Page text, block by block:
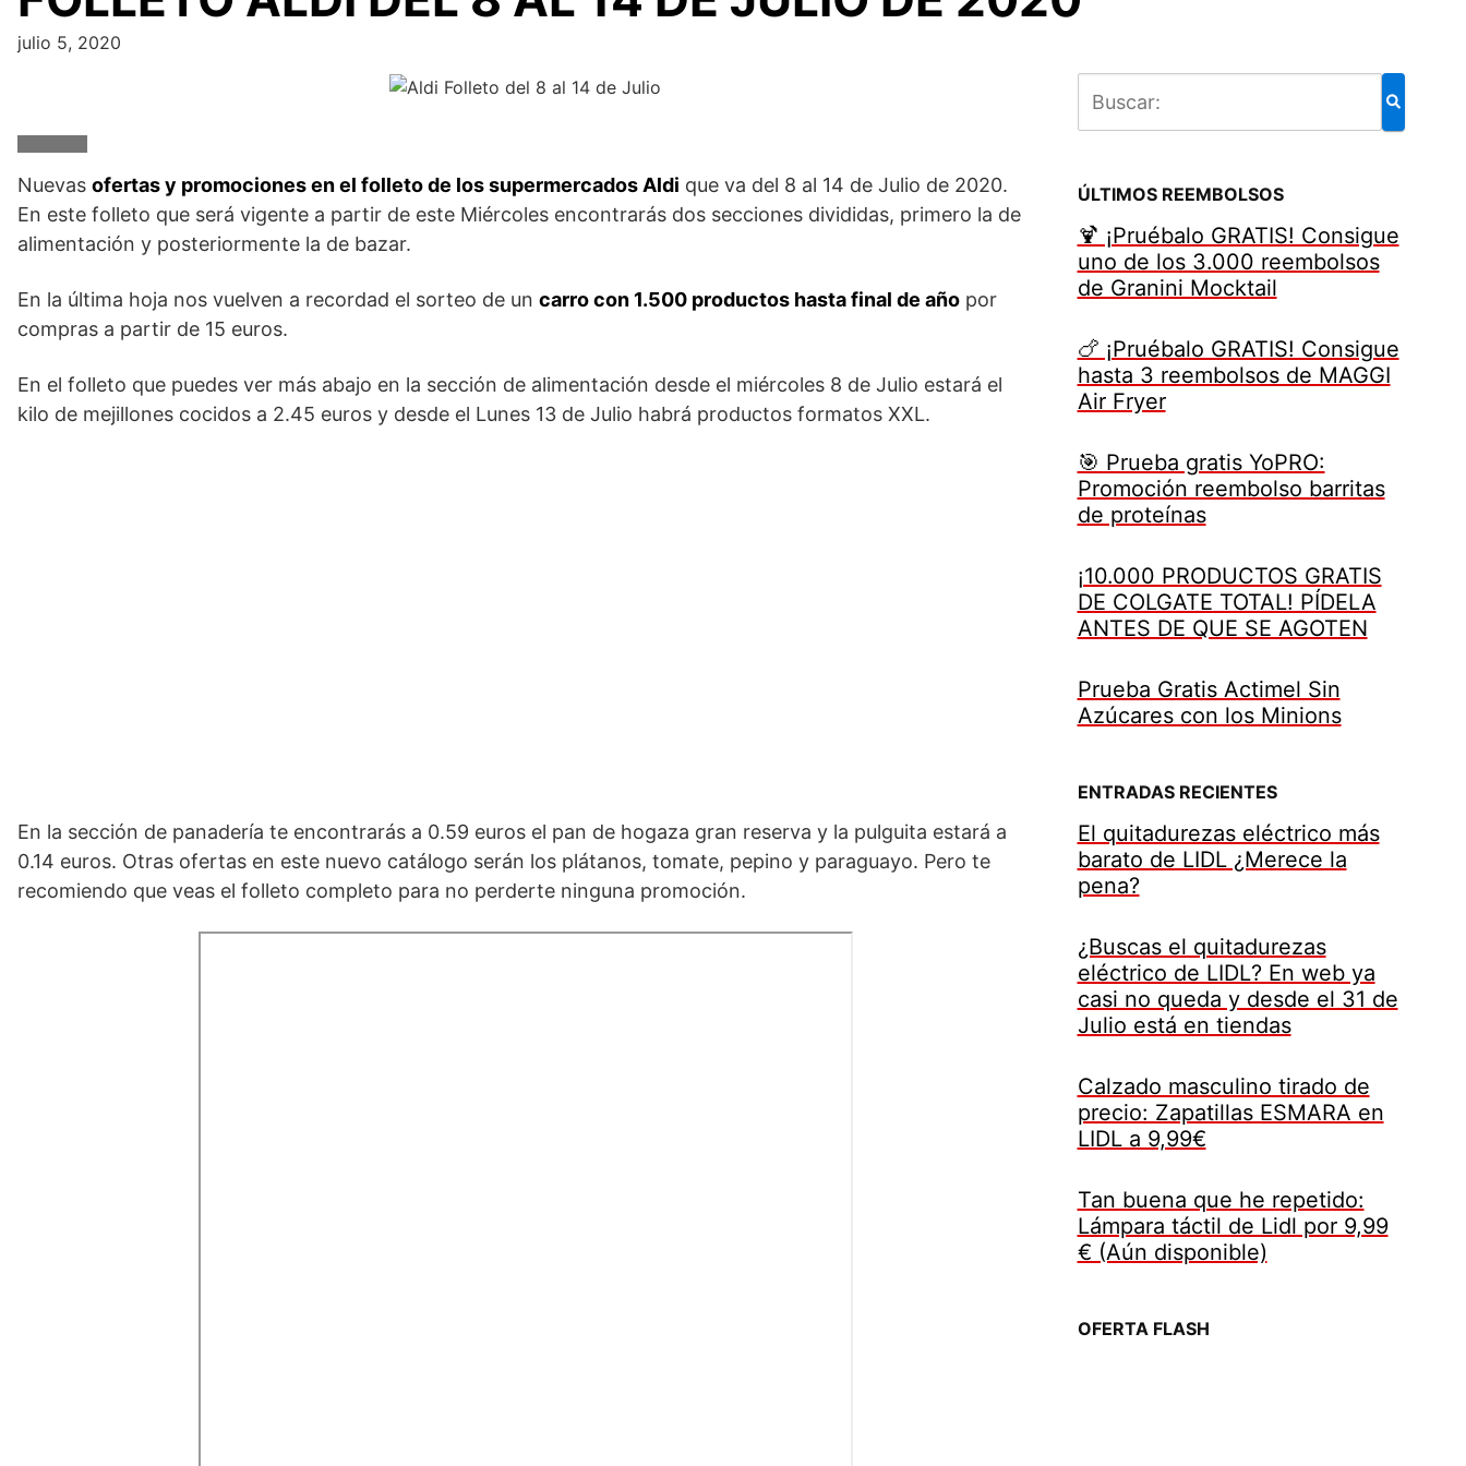
julio 5, 2020
Nuevas ofertas y promociones en el folleto de los supermercados Aldi que va del 8 al 14 de Julio de 2020.
En este folleto que será vigente a partir de este Miércoles encontrarás dos secciones divididas, primero la de
alimentación y posteriormente la de bazar.
En la última hoja nos vuelven a recordad el sorteo de un carro con 1.500 productos hasta final de año por
compras a partir de 15 euros.
En el folleto que puedes ver más abajo en la sección de alimentación desde el miércoles 8 de Julio estará el
kilo de mejillones cocidos a 2.45 euros y desde el Lunes 13 de Julio habrá productos formatos XXL.
En la sección de panadería te encontrarás a 0.59 euros el pan de hogaza gran reserva y la pulguita estará a
0.14 euros. Otras ofertas en este nuevo catálogo serán los plátanos, tomate, pepino y paraguayo. Pero te
recomiendo que veas el folleto completo para no perderte ninguna promoción.
ÚLTIMOS REEMBOLSOS
🍹 ¡Pruébalo GRATIS! Consigue
uno de los 3.000 reembolsos
de Granini Mocktail
🍗 ¡Pruébalo GRATIS! Consigue
hasta 3 reembolsos de MAGGI
Air Fryer
🎯 Prueba gratis YoPRO:
Promoción reembolso barritas
de proteínas
¡10.000 PRODUCTOS GRATIS
DE COLGATE TOTAL! PÍDELA
ANTES DE QUE SE AGOTEN
Prueba Gratis Actimel Sin
Azúcares con los Minions
ENTRADAS RECIENTES
El quitadurezas eléctrico más
barato de LIDL ¿Merece la
pena?
¿Buscas el quitadurezas
eléctrico de LIDL? En web ya
casi no queda y desde el 31 de
Julio está en tiendas
Calzado masculino tirado de
precio: Zapatillas ESMARA en
LIDL a 9,99€
Tan buena que he repetido:
Lámpara táctil de Lidl por 9,99
€ (Aún disponible)
OFERTA FLASH